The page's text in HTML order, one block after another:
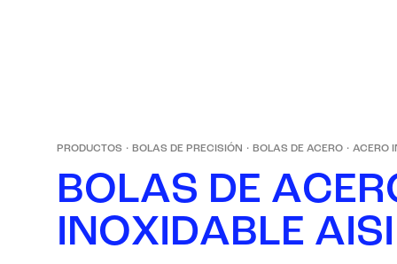
PRODUCTOS · BOLAS DE PRECISIÓN · BOLAS DE ACERO · ACERO
BOLAS DE ACER
INOXIDABLE AISI